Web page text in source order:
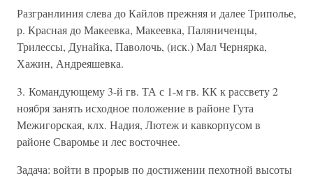
Разгранлиния слева до Кайлов прежняя и далее Триполье,
р. Красная до Макеевка, Макеевка, Паляниченцы,
Трилессы, Дунайка, Паволочь, (иск.) Мал Чернярка,
Хажин, Андреяшевка.
3. Командующему 3-й гв. ТА с 1-м гв. КК к рассвету 2
ноября занять исходное положение в районе Гута
Межигорская, клх. Надия, Лютеж и кавкорпусом в
районе Сваромье и лес восточнее.
Задача: войти в прорыв по достижении пехотной высоты